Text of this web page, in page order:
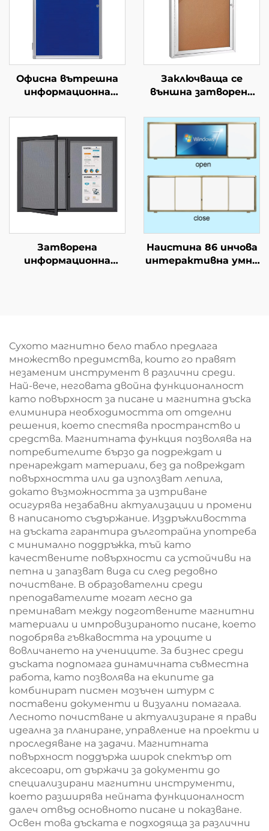
Офисна вътрешна
информационна
рамка, монтирана на
повърхност и
заключваща врата,
заключваща се
информационна
табла,
информационен
Заключваща се
външна затворена
дъска,
водонепропусклив
корков
информационен
табла с врата с
стена с алуминиева
рамка
Затворена
информационна
училище и офис
Наистина 86 инчова
интерактивна умна
Сухото магнитно бело табло предлага
множество предимства, които го правят
незаменим инструмент в различни среди.
Най-вече, неговата двойна функционалност
като повърхност за писане и магнитна дъска
елиминира необходимостта от отделни
решения, което спестява пространство и
средства. Магнитната функция позволява на
потребителите бързо да подреждат и
пренареждат материали, без да повреждат
повърхността или да използват лепила,
докато възможността за изтриване
осигурява незабавни актуализации и промени
в написаното съдържание. Издръжливостта
на дъската гарантира дълготрайна употреба
с минимално поддръжка, тъй като
качествените повърхности са устойчиви на
петна и запазват вида си след редовно
почистване. В образователни среди
преподавателите могат лесно да
преминават между подготвените магнитни
материали и импровизираното писане, което
подобрява гъвкавостта на уроците и
вовличането на учениците. За бизнес среди
дъската подпомага динамичната съвместна
работа, като позволява на екипите да
комбинират писмен мозъчен штурм с
поставени документи и визуални помагала.
Лесното почистване и актуализиране я прави
идеална за планиране, управление на проекти и
проследяване на задачи. Магнитната
повърхност поддържа широк спектър от
аксесоари, от държачи за документи до
специализирани магнитни инструменти,
което разширява нейната функционалност
далеч отвъд основното писане и показване.
Освен това дъската е подходяща за различни